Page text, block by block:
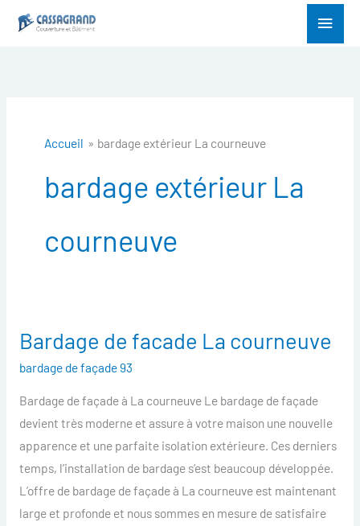
Menu
Accueil bardage extérieur La courneuve
bardage extérieur La
courneuve
Bardage de facade La courneuve
bardage de façade 93
Bardage de façade à La courneuve Le bardage de façade
devient très moderne et assure à votre maison une nouvelle
apparence et une parfaite isolation extérieure. Ces derniers
temps, l’installation de bardage s’est beaucoup développée.
L’offre de bardage de façade à La courneuve est maintenant
large et profonde et nous sommes en mesure de satisfaire
Bardage
La
courneuve